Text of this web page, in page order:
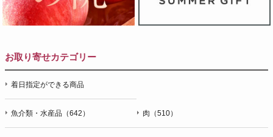
お取り寄せカテゴリー
着日指定ができる商品
魚介類・水産品（642） 肉（510）